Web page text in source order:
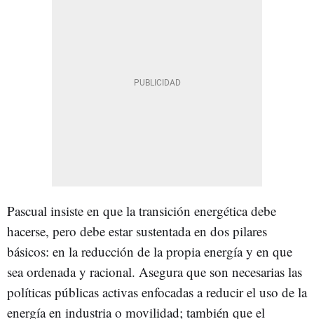
Pascual insiste en que la transición energética debe
hacerse, pero debe estar sustentada en dos pilares
básicos: en la reducción de la propia energía y en que
sea ordenada y racional. Asegura que son necesarias las
políticas públicas activas enfocadas a reducir el uso de la
energía en industria o movilidad; también que el